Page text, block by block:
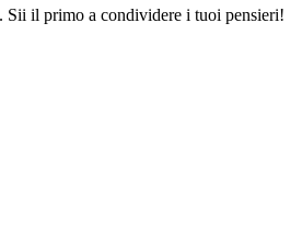
Sii il primo a condividere i tuoi pensieri!